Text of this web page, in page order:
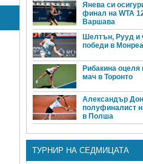
Янева си
финал на WTA
Варшава
Шелтън, Рууд и
победи в
Рибакина оцеля
мач в Торонто
Александър
полуфиналист
в Полша
ТУРНИР НА СЕДМИЦАТА